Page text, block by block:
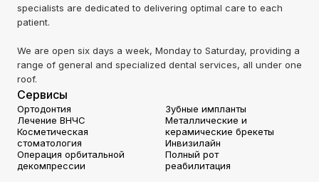
specialists are dedicated to delivering optimal care to each
patient.
We are open six days a week, Monday to Saturday, providing a
range of general and specialized dental services, all under one
roof.
Сервисы
Ортодонтия
Лечение ВНЧС
Косметическая
стоматология
Операция орбитальной
декомпрессии
Зубные импланты
Металлические и
керамические брекеты
Инвизилайн
Полный рот
реабилитация